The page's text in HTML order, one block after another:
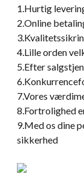
1.Hurtig
2.Online
4.Lille orden
5.Efter
7.Vores
8.Fortrolighed
9.Med os dine
sikkerhed